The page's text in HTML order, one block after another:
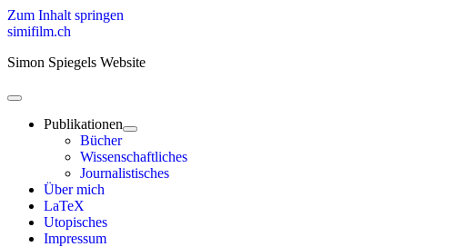
Zum Inhalt springen
simifilm.ch
Simon Spiegels Website
open
primary
menu Publikationen
open
child
menu
Bücher
Wissenschaftliches
Journalistisches
Über mich
LaTeX
Utopisches
Impressum